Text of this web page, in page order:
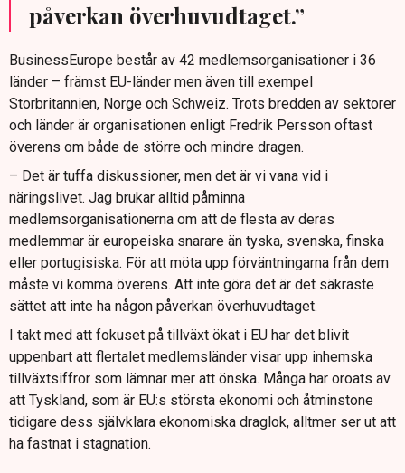
påverkan överhuvudtaget.”
BusinessEurope består av 42 medlemsorganisationer i 36
länder – främst EU-länder men även till exempel
Storbritannien, Norge och Schweiz. Trots bredden av sektorer
och länder är organisationen enligt Fredrik Persson oftast
överens om både de större och mindre dragen.
– Det är tuffa diskussioner, men det är vi vana vid i
näringslivet. Jag brukar alltid påminna
medlemsorganisationerna om att de flesta av deras
medlemmar är europeiska snarare än tyska, svenska, finska
eller portugisiska. För att möta upp förväntningarna från dem
måste vi komma överens. Att inte göra det är det säkraste
sättet att inte ha någon påverkan överhuvudtaget.
I takt med att fokuset på tillväxt ökat i EU har det blivit
uppenbart att flertalet medlemsländer visar upp inhemska
tillväxtsiffror som lämnar mer att önska. Många har oroats av
att Tyskland, som är EU:s största ekonomi och åtminstone
tidigare dess självklara ekonomiska draglok, alltmer ser ut att
ha fastnat i stagnation.